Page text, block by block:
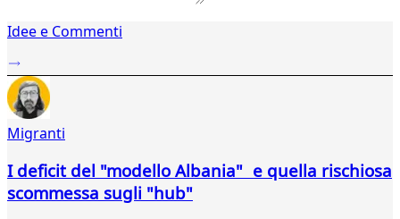
2Idee e Commenti
Migranti
I deficit del "modello Albania" e quella rischiosa
scommessa sugli "hub"